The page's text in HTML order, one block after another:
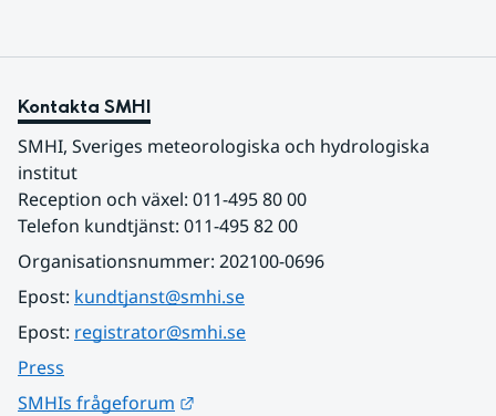
Kontakta SMHI
SMHI, Sveriges meteorologiska och hydrologiska
institut
Reception och växel: 011-495 80 00
Telefon kundtjänst: 011-495 82 00
Organisationsnummer: 202100-0696
Epost: kundtjanst@smhi.se
Epost: registrator@smhi.se
Press
SMHIs frågeforum